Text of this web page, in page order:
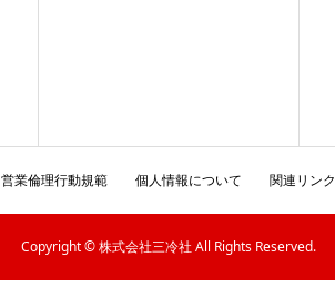
営業倫理行動規範 個人情報について 関連リンク
Copyright © 株式会社三冷社 All Rights Reserved.